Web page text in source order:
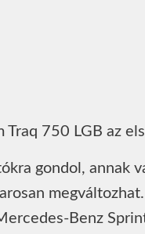
gondol, annak
Benz